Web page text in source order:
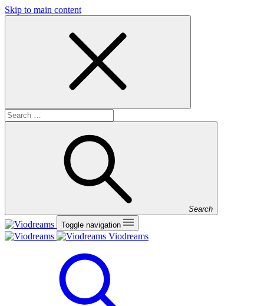
Skip to main content
Search
Toggle navigation
Viodreams